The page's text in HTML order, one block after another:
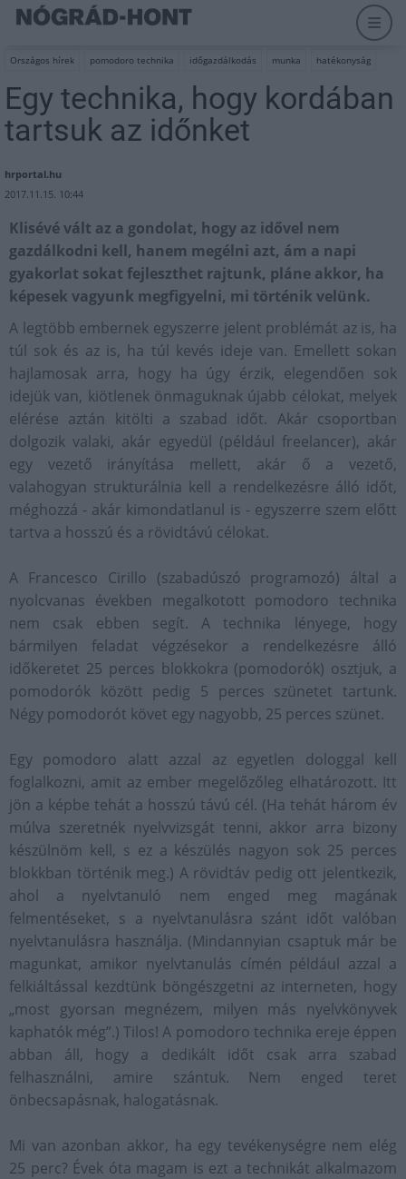
Országos hírek pomodoro technika időgazdálkodás munka hatékonyság
Egy technika, hogy kordában
tartsuk az időnket
hrportal.hu
2017.11.15. 10:44
Klisévé vált az a gondolat, hogy az idővel nem
gazdálkodni kell, hanem megélni azt, ám a napi
gyakorlat sokat fejleszthet rajtunk, pláne akkor, ha
képesek vagyunk megfigyelni, mi történik velünk.
A legtöbb embernek egyszerre jelent problémát az is, ha
túl sok és az is, ha túl kevés ideje van. Emellett sokan
hajlamosak arra, hogy ha úgy érzik, elegendően sok
idejük van, kiötlenek önmaguknak újabb célokat, melyek
elérése aztán kitölti a szabad időt. Akár csoportban
dolgozik valaki, akár egyedül (például freelancer), akár
egy vezető irányítása mellett, akár ő a vezető,
valahogyan strukturálnia kell a rendelkezésre álló időt,
méghozzá - akár kimondatlanul is - egyszerre szem előtt
tartva a hosszú és a rövidtávú célokat.
A Francesco Cirillo (szabadúszó programozó) által a
nyolcvanas években megalkotott pomodoro technika
nem csak ebben segít. A technika lényege, hogy
bármilyen feladat végzésekor a rendelkezésre álló
időkeretet 25 perces blokkokra (pomodorók) osztjuk, a
pomodorók között pedig 5 perces szünetet tartunk.
Négy pomodorót követ egy nagyobb, 25 perces szünet.
Egy pomodoro alatt azzal az egyetlen dologgal kell
foglalkozni, amit az ember megelőzőleg elhatározott. Itt
jön a képbe tehát a hosszú távú cél. (Ha tehát három év
múlva szeretnék nyelvvizsgát tenni, akkor arra bizony
készülnöm kell, s ez a készülés nagyon sok 25 perces
blokkban történik meg.) A rövidtáv pedig ott jelentkezik,
ahol a nyelvtanuló nem enged meg magának
felmentéseket, s a nyelvtanulásra szánt időt valóban
nyelvtanulásra használja. (Mindannyian csaptuk már be
magunkat, amikor nyelvtanulás címén például azzal a
felkiáltással kezdtünk böngészgetni az interneten, hogy
„most gyorsan megnézem, milyen más nyelvkönyvek
kaphatók még”.) Tilos! A pomodoro technika ereje éppen
abban áll, hogy a dedikált időt csak arra szabad
felhasználni, amire szántuk. Nem enged teret
önbecsapásnak, halogatásnak.
Mi van azonban akkor, ha egy tevékenységre nem elég
25 perc? Évek óta magam is ezt a technikát alkalmazom